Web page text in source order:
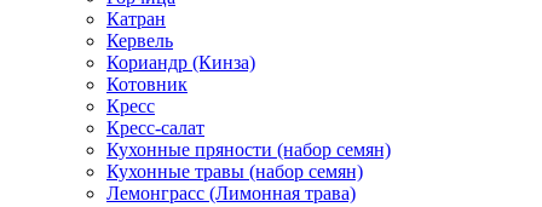
Катран
Кервель
Кориандр (Кинза)
Котовник
Кресс
Кресс-салат
Кухонные пряности (набор семян)
Кухонные травы (набор семян)
Лемонграсс (Лимонная трава)